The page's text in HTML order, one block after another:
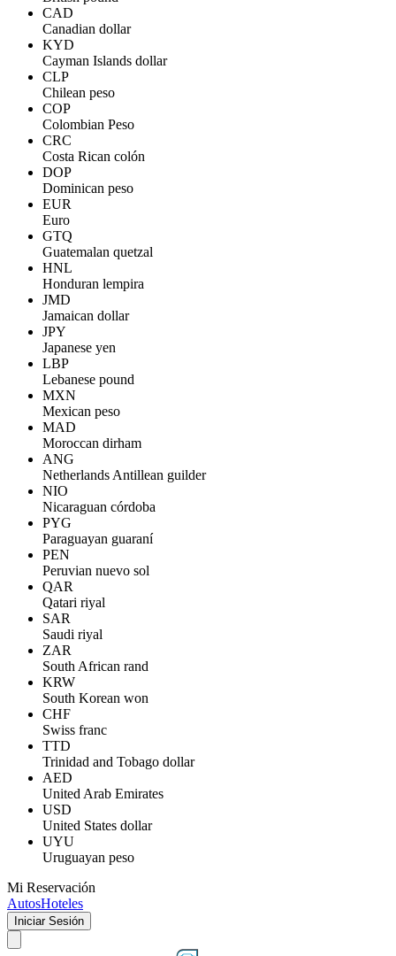
CAD
Canadian dollar
KYD
Cayman Islands dollar
CLP
Chilean peso
COP
Colombian Peso
CRC
Costa Rican colón
DOP
Dominican peso
EUR
Euro
GTQ
Guatemalan quetzal
HNL
Honduran lempira
JMD
Jamaican dollar
JPY
Japanese yen
LBP
Lebanese pound
MXN
Mexican peso
MAD
Moroccan dirham
ANG
Netherlands Antillean guilder
NIO
Nicaraguan córdoba
PYG
Paraguayan guaraní
PEN
Peruvian nuevo sol
QAR
Qatari riyal
SAR
Saudi riyal
ZAR
South African rand
KRW
South Korean won
CHF
Swiss franc
TTD
Trinidad and Tobago dollar
AED
United Arab Emirates
USD
United States dollar
UYU
Uruguayan peso
Mi Reservación
AutosHoteles
Iniciar Sesión